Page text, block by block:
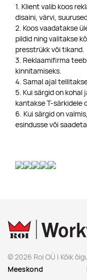
1. Klient valib koos
disaini, värvi,
2. Koos vaadatakse
pildid ning valitakse
presstrükk või tikand.
3. Reklaamifirma
kinnitamiseks.
4. Samal ajal
5. Kui särgid on kohal
kantakse T-särkidele
6. Kui särgid on
esindusse või
© 2026 Roi OÜ | Kõik
Meeskond